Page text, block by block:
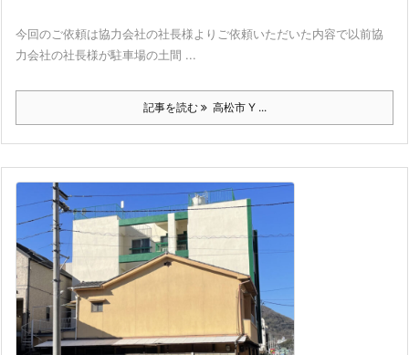
今回のご依頼は協力会社の社長様よりご依頼いただいた内容で以前協
力会社の社長様が駐車場の土間 ...
記事を読む 高松市 Y ...